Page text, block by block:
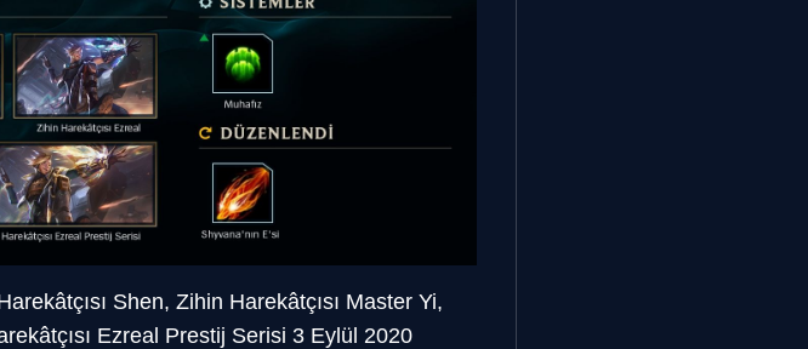
Shen, Zihin Harekâtçısı Master Yi,
Ezreal Prestij Serisi 3 Eylül 2020